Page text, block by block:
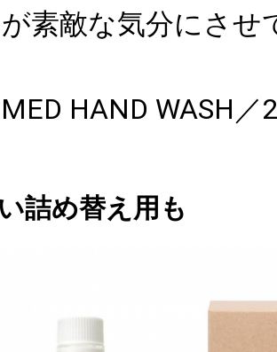
素敵な気分にさせ
HAND WASH
詰め替え用も